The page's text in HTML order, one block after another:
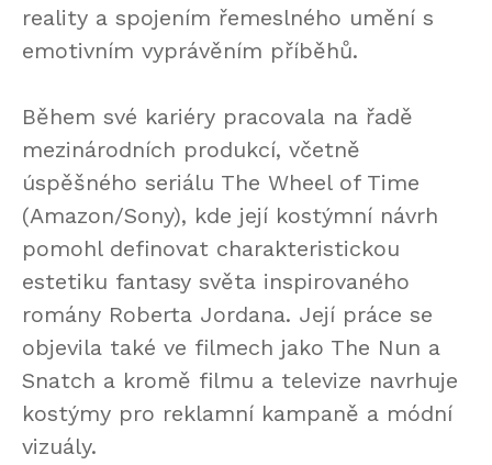
reality a spojením řemeslného umění s
emotivním vyprávěním příběhů.
Během své kariéry pracovala na řadě
mezinárodních produkcí, včetně
úspěšného seriálu The Wheel of Time
(Amazon/Sony), kde její kostýmní návrh
pomohl definovat charakteristickou
estetiku fantasy světa inspirovaného
romány Roberta Jordana. Její práce se
objevila také ve filmech jako The Nun a
Snatch a kromě filmu a televize navrhuje
kostýmy pro reklamní kampaně a módní
vizuály.